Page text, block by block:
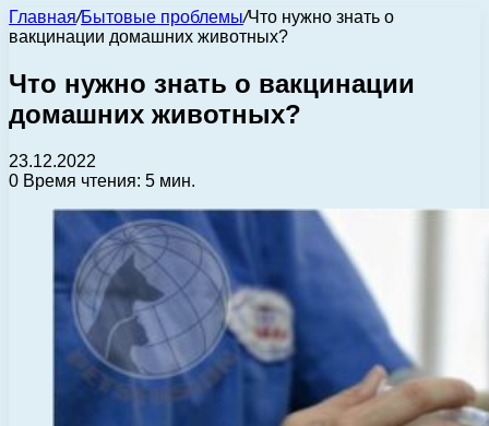
Главная/Бытовые проблемы/Что нужно знать о
вакцинации домашних животных?
Что нужно знать о вакцинации
домашних животных?
23.12.2022
0 Время чтения: 5 мин.